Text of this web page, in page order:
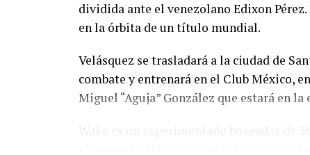
dividida ante el venezolano Edixon
en la órbita de un título mundial.
Velásquez se trasladará a la ciudad de
combate y entrenará en el Club México,
Miguel “Aguja” González que estará en